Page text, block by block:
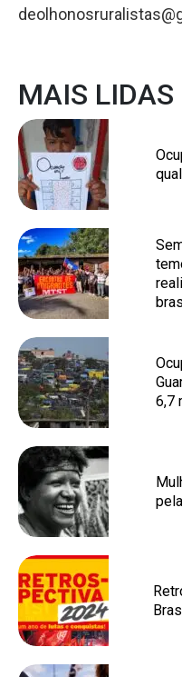
MAIS LIDAS
6,7